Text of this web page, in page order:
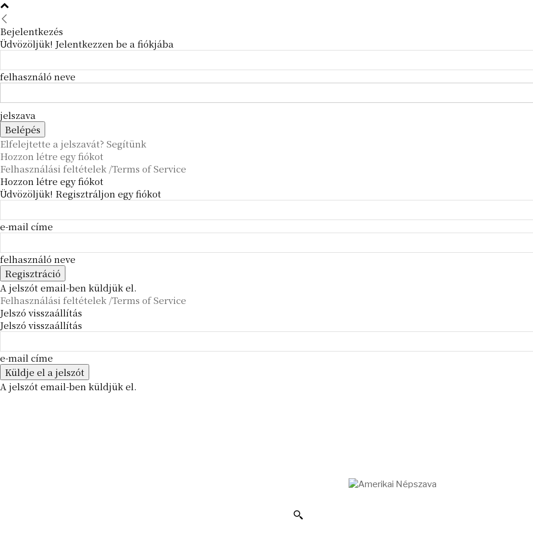
Bejelentkezés
Üdvözöljük! Jelentkezzen be a fiókjába
felhasználó neve
jelszava
Elfelejtette a jelszavát? Segítünk
Hozzon létre egy fiókot
Felhasználási feltételek /Terms of Service
Hozzon létre egy fiókot
Üdvözöljük! Regisztráljon egy fiókot
e-mail címe
felhasználó neve
A jelszót email-ben küldjük el.
Felhasználási feltételek /Terms of Service
Jelszó visszaállítás
Jelszó visszaállítás
e-mail címe
A jelszót email-ben küldjük el.